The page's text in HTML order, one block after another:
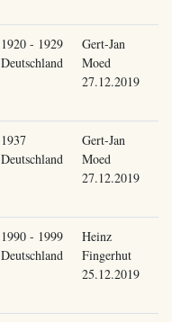
1920 - 1929
Deutschland
Gert-Jan
Moed
27.12.2019
1937
Deutschland
Gert-Jan
Moed
27.12.2019
1990 - 1999
Deutschland
Heinz
Fingerhut
25.12.2019